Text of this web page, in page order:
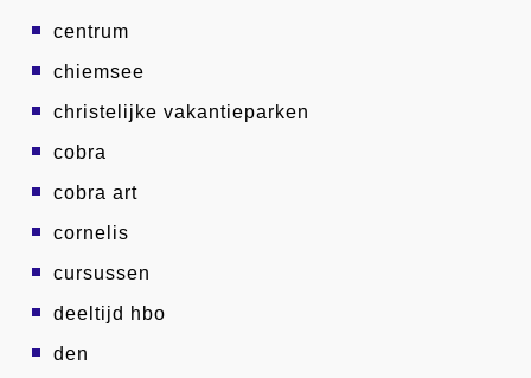
centrum
chiemsee
christelijke vakantieparken
cobra
cobra art
cornelis
cursussen
deeltijd hbo
den